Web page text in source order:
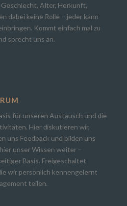
Alter, Herkunft,
dabei keine Rolle – jeder kann
Kommt einfach mal zu
sprecht uns an.
für unseren Austausch und die
Hier diskutieren wir,
uns Feedback und bilden uns
unser Wissen weiter –
Basis. Freigeschaltet
wir persönlich kennengelernt
teilen.